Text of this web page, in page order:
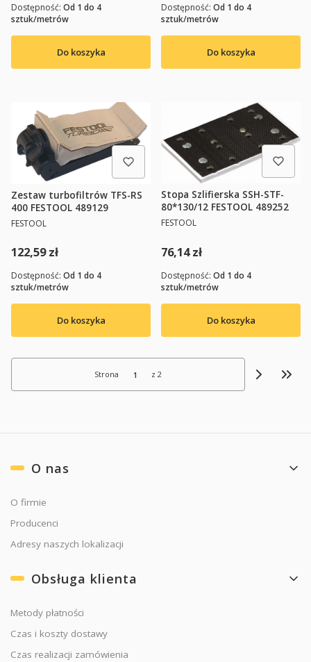
Do koszyka
Dostępność: Od 1 do 4
sztuk/metrów
Do koszyka
Dostępność: Od 1 do 4
sztuk/metrów
Zestaw turbofiltrów TFS-RS
400 FESTOOL 489129
PRODUCENT
FESTOOL
Cena
122,59 zł
Do koszyka
Dostępność: Od 1 do 4
sztuk/metrów
Stopa Szlifierska SSH-STF-
80*130/12 FESTOOL 489252
PRODUCENT
FESTOOL
Cena
76,14 zł
Do koszyka
Dostępność: Od 1 do 4
sztuk/metrów
Strona z 2
Linki w stopce
O nas
O firmie
Producenci
Adresy naszych lokalizacji
Obsługa klienta
Metody płatności
Czas i koszty dostawy
Czas realizacji zamówienia